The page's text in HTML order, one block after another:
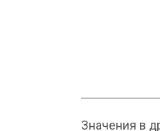
Значения в